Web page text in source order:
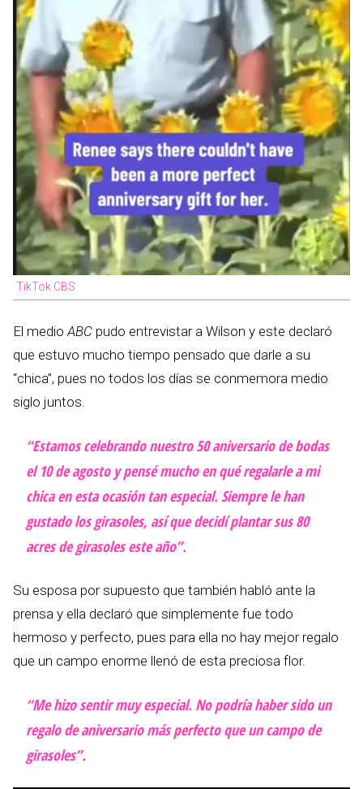
TikTok CBS
El medioABC pudo entrevistar a Wilson y este declaró
que estuvo mucho tiempo pensado que darle a su
“chica”, pues no todos los días se conmemora medio
siglo juntos.
“Estamos celebrando nuestro 50 aniversario de bodas
el 10 de agosto y pensé mucho en qué regalarle a mi
chica en esta ocasión tan especial. Siempre le han
gustado los girasoles, así que decidí plantar sus 80
acres de girasoles este año”.
Su esposa por supuesto que también habló ante la
prensa y ella declaró que simplemente fue todo
hermoso y perfecto, pues para ella no hay mejor regalo
que un campo enorme llenó de esta preciosa flor.
“Me hizo sentir muy especial. No podría haber sido un
regalo de aniversario más perfecto que un campo de
girasoles”.